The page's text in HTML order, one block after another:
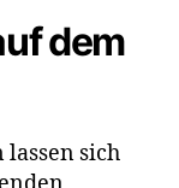
dem
sich